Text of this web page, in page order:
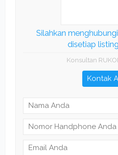
Silahkan
disetiap
Konsultan
Kontak